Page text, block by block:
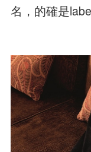
名，的確是